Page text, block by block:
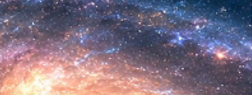
biológica? Durante siglos creímos que la
mayor aspiración de la inteligencia humana
consistía en comprender la vida. Hoy
comienza a aparecer una posibilidad todavía
más desconcer